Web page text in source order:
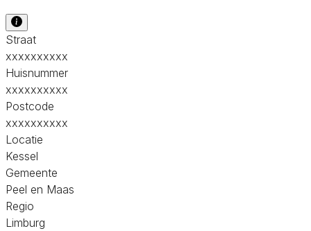
Straat
xxxxxxxxxx
Huisnummer
xxxxxxxxxx
Postcode
xxxxxxxxxx
Locatie
Kessel
Gemeente
Peel en Maas
Regio
Limburg